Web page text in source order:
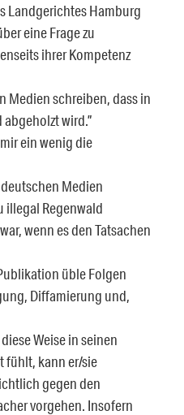
Landgerichtes Hamburg
eine Frage zu
ihrer Kompetenz
Medien schreiben, dass in
wird.”
ein wenig die
Medien
illegal Regenwald
wenn es den Tatsachen
üble Folgen
Diffamierung und,
Weise in seinen
fühlt, kann er/sie
gegen den
vorgehen. Insofern